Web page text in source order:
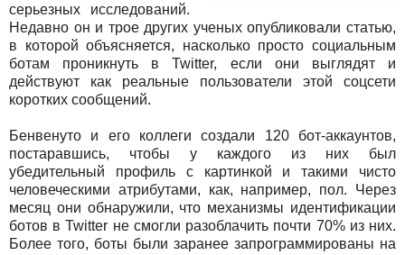
серьезных исследований.
Недавно он и трое других ученых опубликовали статью,
в которой объясняется, насколько просто социальным
ботам проникнуть в Twitter, если они выглядят и
действуют как реальные пользователи этой соцсети
коротких сообщений.
Бенвенуто и его коллеги создали 120 бот-аккаунтов,
постаравшись, чтобы у каждого из них был
убедительный профиль с картинкой и такими чисто
человеческими атрибутами, как, например, пол. Через
месяц они обнаружили, что механизмы идентификации
ботов в Twitter не смогли разоблачить почти 70% из них.
Более того, боты были заранее запрограммированы на